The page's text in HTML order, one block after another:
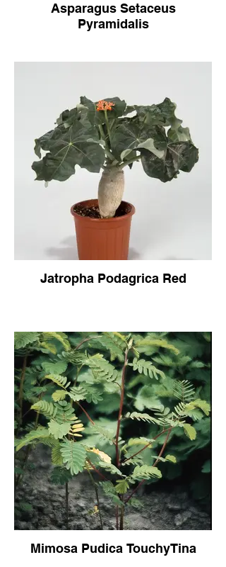
Asparagus Setaceus
Pyramidalis
Jatropha Podagrica Red
Mimosa Pudica TouchyTina